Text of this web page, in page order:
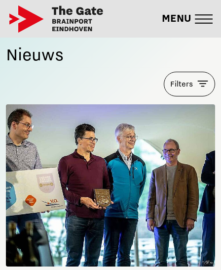
MENU
Nieuws
Filters